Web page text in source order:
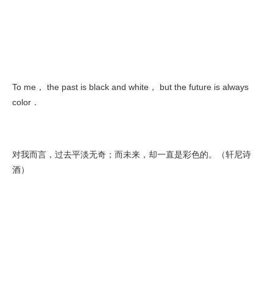
To me， the past is black and white， but the future is always
color．
对我而言，过去平淡无奇；而未来，却一直是彩色的。（轩尼诗
酒）